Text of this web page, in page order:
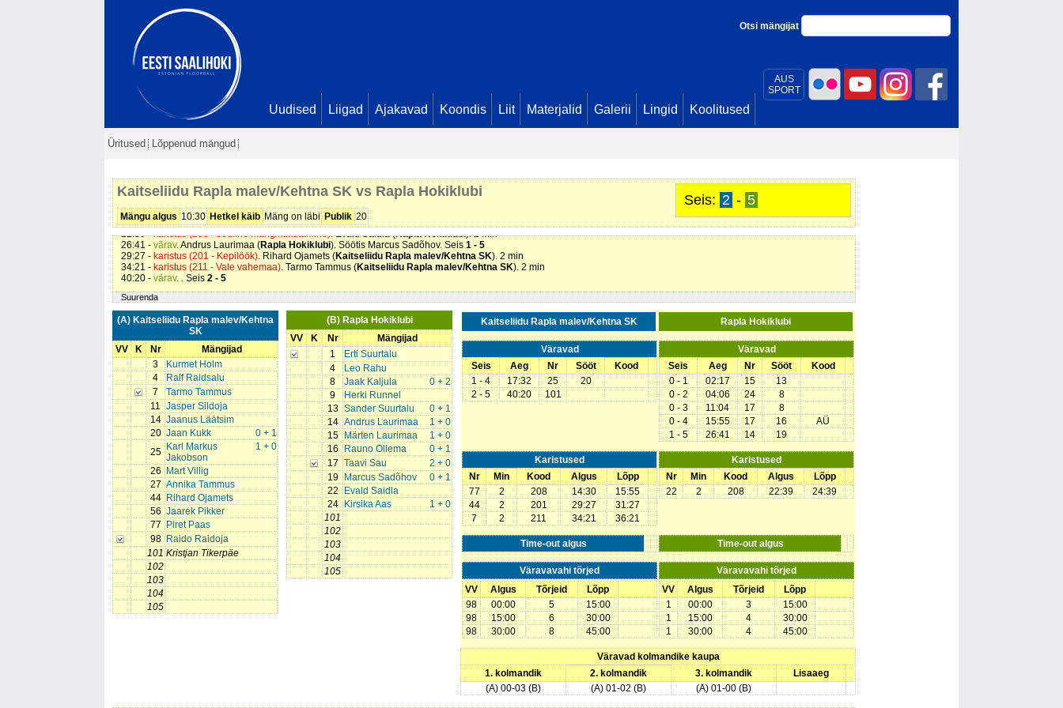
AUS
SPORT
Otsi mängijat
Uudised Liigad Ajakavad Koondis Liit Materjalid Galerii Lingid Koolitused
Üritused Lõppenud mängud
Seis: 2 - 5
Kaitseliidu Rapla malev/Kehtna SK vs Rapla Hokiklubi
Mängu algus 10:30 Hetkel käib Mäng on läbi Publik 20
04:06 -värav. Kirsika Aas (Rapla Hokiklubi). Söötis Jaak Kaljula. Seis0 - 2
11:04 -värav. Taavi Sau (Rapla Hokiklubi ). Söötis Jaak Kaljula. Seis 0 - 3
karistus (208 - Jõuline mäng/kukutamine) Kaitseliidu Rapla malev/Kehtna SK
15:55 -värav. Taavi Sau (Rapla Hokiklubi). Söötis Rauno Ollema. Seis
17:32 -värav. Karl Markus Jakobson (Kaitseliidu Rapla malev/Kehtna SK
22:39 -karistus (208 - Jõuline mäng/kukutamine). Evald Saidla (Rapla Hokiklubi). 2 min
26:41 - värav. Andrus Laurimaa (Rapla Hokiklubi). Söötis Marcus Sadõhov. Seis 1 - 5
29:27 - karistus (201 - Kepilöök). Rihard Ojamets (Kaitseliidu Rapla malev/Kehtna SK). 2 min
34:21 - karistus (211 - Vale vahemaa). Tarmo Tammus (Kaitseliidu Rapla malev/Kehtna SK). 2 min
40:20 - värav. . Seis 2 - 5
Suurenda
(A) Kaitseliidu Rapla malev/Kehtna
SK
VV
K Nr
Mängijad
3
Kurmet Holm
4
Ralf Raidsalu
7
Tarmo Tammus
11 Jasper Sildoja
14 Jaanus Läätsim
20
0 + 1
Jaan Kukk
25
1 + 0
Karl Markus
Jakobson
26
Mart Villig
27 Annika Tammus
44
Rihard Ojamets
56 Jaarek Pikker
77
Piret Paas
98
Raido Raidoja
101 Kristjan Tikerpäe
102
103
104
105
(B) Rapla Hokiklubi
VV
K Nr
Mängijad
1
Erti Suurtalu
4
Leo Rahu
8
0 + 2
Jaak Kaljula
9
Herki Runnel
13
0 + 1
Sander Suurtalu
14
1 + 0
Andrus Laurimaa
15
1 + 0
Märten Laurimaa
16
0 + 1
Rauno Ollema
17
2 + 0
Taavi Sau
19
0 + 1
Marcus Sadõhov
22
Evald Saidla
24
1 + 0
Kirsika Aas
101
102
103
104
105
Kaitseliidu Rapla malev/Kehtna SK Rapla Hokiklubi
Väravad
Seis
Aeg Nr Sööt
Kood
1 - 4
17:32 25
20
2 - 5
40:20 101
Väravad
Seis
Aeg Nr Sööt
Kood
0 - 1
02:17 15
13
0 - 2
04:06 24
8
0 - 3
11:04 17
8
0 - 4
15:55 17 16
AÜ
1 - 5
26:41 14 19
Karistused
Nr
Min Kood Algus
Lõpp
77
2 208 14:30
15:55
44
2 201 29:27
31:27
7
2 211 34:21 36:21
Karistused
Nr
Min Kood Algus
Lõpp
22
2 208 22:39 24:39
Time-out algus Time-out algus
Väravavahi tõrjed
Väravavahi tõrjed
VV
Algus Tõrjeid
Lõpp
98
00:00 5
15:00
98
15:00 6
30:00
98
30:00 8 45:00
VV Algus Tõrjeid
Lõpp
1
00:00 3
15:00
1
15:00 4
30:00
1
30:00 4 45:00
Väravad kolmandike kaupa
1. kolmandik
2. kolmandik 3. kolmandik
Lisaaeg
(A) 00-03 (B)
(A) 01-02 (B) (A) 01-00 (B)